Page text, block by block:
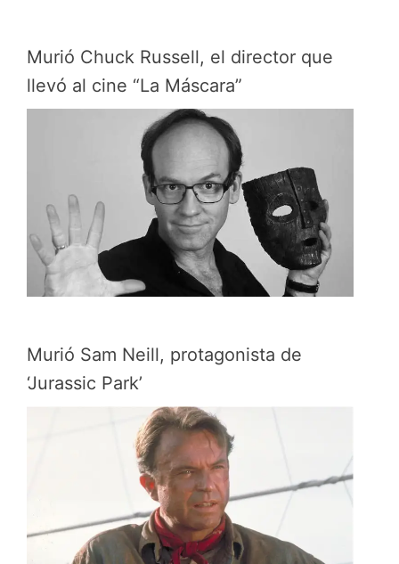
Murió Chuck Russell, el director que
llevó al cine “La Máscara”
Murió Sam Neill, protagonista de
‘Jurassic Park’